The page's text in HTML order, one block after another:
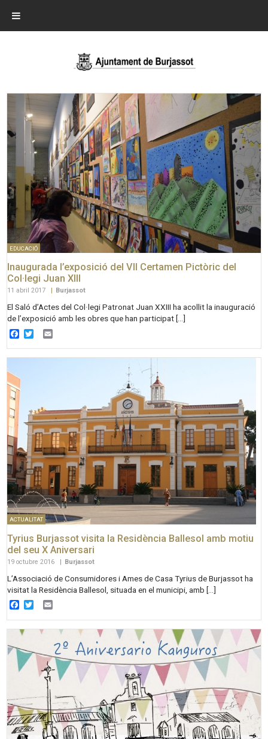
EDUCACIÓ
Inaugurada l’exposició del VII Certamen Pictòric del
Col·legi Juan XIII
11 abril 2017 Burjassot
El Saló d’Actes del Col·legi Patronat Juan XXIII ha acollit la inauguració
de l’exposició amb les obres que han participat […]
Facebook
Twitter
ACTUALITAT
Tyrius Burjassot visita la Residència Ballesol amb motiu
del seu X Aniversari
19 octubre 2016 | Burjassot
L’Associació de Consumidores i Ames de Casa Tyrius de Burjassot ha
visitat la Residència Ballesol, situada en el municipi, amb […]
Facebook
Twitter